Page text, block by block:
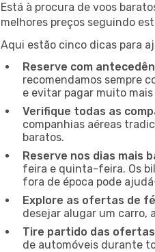
Está à procura de voos
melhores preços seguindo
Aqui estão cinco dicas para
Reserve com
recomendamos sempre
e evitar pagar muito
Verifique todas as
companhias aéreas
baratos.
Reserve nos dias mais
feira e quinta-feira. Os
fora de época pode
Explore as ofertas de
desejar alugar um carro,
Tire partido das ofertas
de automóveis durante